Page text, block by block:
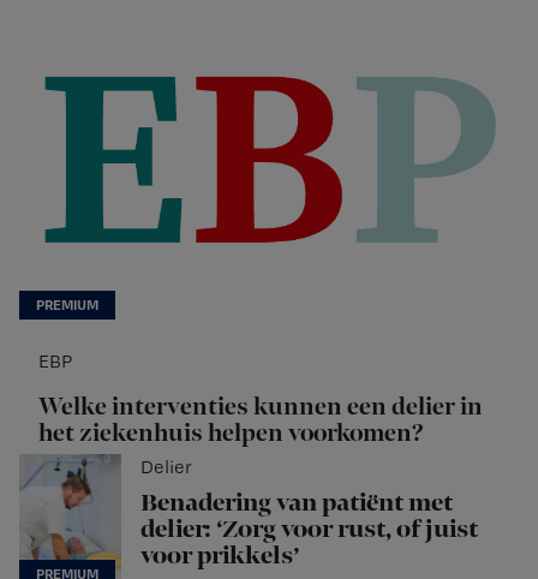
EBP
Welke interventies kunnen een delier in
het ziekenhuis helpen voorkomen?
Delier
Benadering van patiënt met
delier: ‘Zorg voor rust, of juist
voor prikkels’